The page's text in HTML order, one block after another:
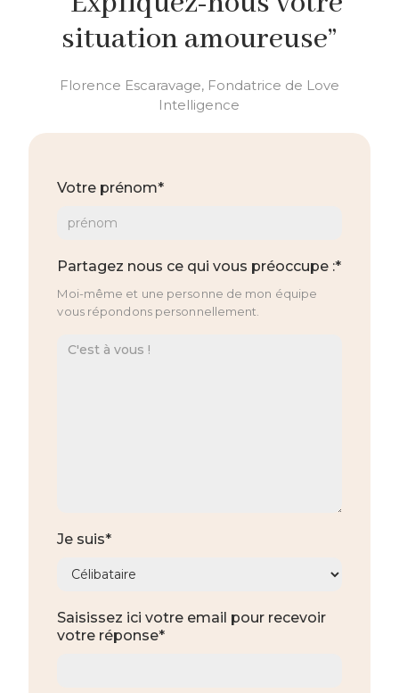
situation amoureuse”
Florence Escaravage, Fondatrice de Love
Intelligence
Votre prénom*
Partagez nous ce qui vous préoccupe :*
Moi-même et une personne de mon équipe
vous répondons personnellement.
Je suis*
Saisissez ici votre email pour recevoir
votre réponse*